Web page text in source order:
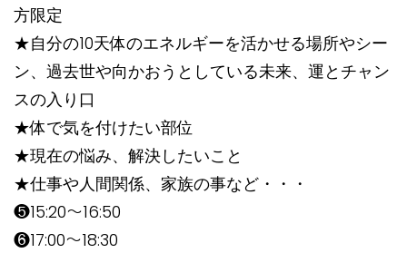
方限定
★自分の10天体のエネルギーを活かせる場所やシー
ン、過去世や向かおうとしている未来、運とチャン
スの入り口
★体で気を付けたい部位
★現在の悩み、解決したいこと
★仕事や人間関係、家族の事など・・・
❺15:20～16:50
❻17:00～18:30